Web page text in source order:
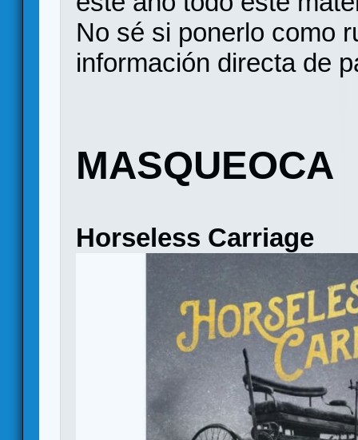
No sé si ponerlo como
información directa de
MASQUEOCA
Horseless Carriage